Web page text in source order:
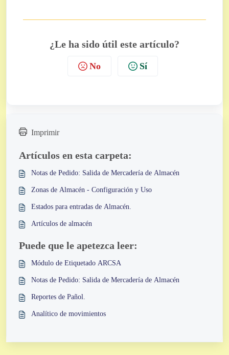
¿Le ha sido útil este artículo?
No Sí
Imprimir
Artículos en esta carpeta:
Notas de Pedido: Salida de Mercadería de Almacén
Zonas de Almacén - Configuración y Uso
Estados para entradas de Almacén.
Artículos de almacén
Puede que le apetezca leer:
Módulo de Etiquetado ARCSA
Notas de Pedido: Salida de Mercadería de Almacén
Reportes de Pañol.
Analítico de movimientos